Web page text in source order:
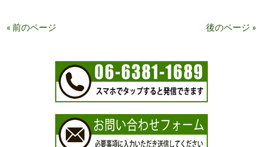
« 前のページ 後のページ »